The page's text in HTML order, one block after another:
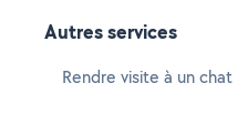
Autres services
Rendre visite à un chat